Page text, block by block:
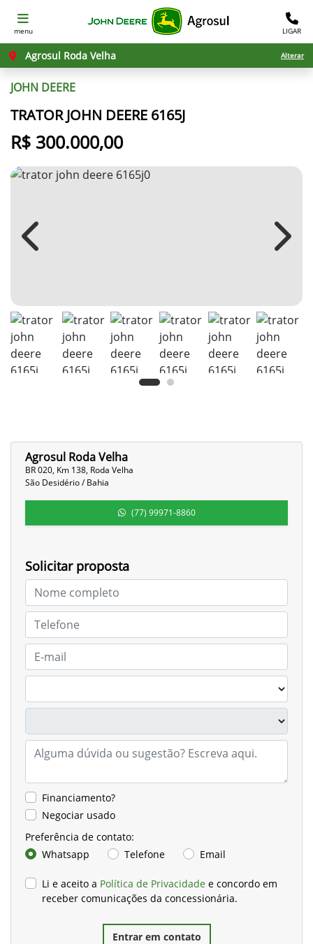
menu LIGAR
Agrosul Roda Velha Alterar
JOHN DEERE
TRATOR JOHN DEERE 6165J
R$ 300.000,00
Previous Next
Agrosul Roda Velha
BR 020, Km 138, Roda Velha
São Desidério / Bahia
(77) 99971-8860
Solicitar proposta
Financiamento?
Negociar usado
Preferência de contato:
Whatsapp
Telefone Email
Li e aceito a Política de Privacidade e concordo em
receber comunicações da concessionária.
Entrar em contato